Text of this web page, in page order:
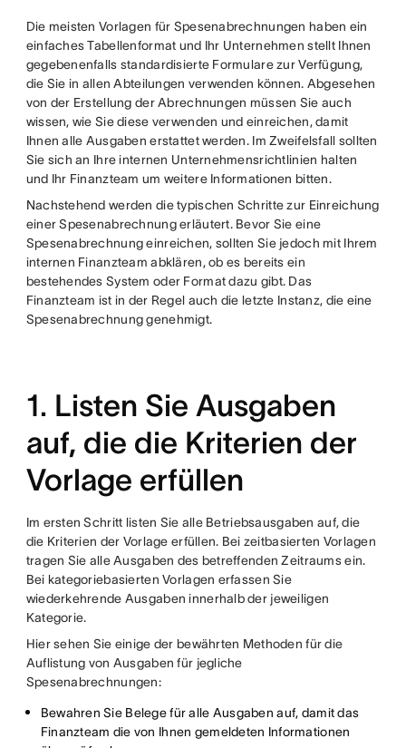
Die meisten Vorlagen für Spesenabrechnungen haben ein
einfaches Tabellenformat und Ihr Unternehmen stellt Ihnen
gegebenenfalls standardisierte Formulare zur Verfügung,
die Sie in allen Abteilungen verwenden können. Abgesehen
von der Erstellung der Abrechnungen müssen Sie auch
wissen, wie Sie diese verwenden und einreichen, damit
Ihnen alle Ausgaben erstattet werden. Im Zweifelsfall sollten
Sie sich an Ihre internen Unternehmensrichtlinien halten
und Ihr Finanzteam um weitere Informationen bitten.
Nachstehend werden die typischen Schritte zur Einreichung
einer Spesenabrechnung erläutert. Bevor Sie eine
Spesenabrechnung einreichen, sollten Sie jedoch mit Ihrem
internen Finanzteam abklären, ob es bereits ein
bestehendes System oder Format dazu gibt. Das
Finanzteam ist in der Regel auch die letzte Instanz, die eine
Spesenabrechnung genehmigt.
1. Listen Sie Ausgaben
auf, die die Kriterien der
Vorlage erfüllen
Im ersten Schritt listen Sie alle Betriebsausgaben auf, die
die Kriterien der Vorlage erfüllen. Bei zeitbasierten Vorlagen
tragen Sie alle Ausgaben des betreffenden Zeitraums ein.
Bei kategoriebasierten Vorlagen erfassen Sie
wiederkehrende Ausgaben innerhalb der jeweiligen
Kategorie.
Hier sehen Sie einige der bewährten Methoden für die
Auflistung von Ausgaben für jegliche
Spesenabrechnungen:
Bewahren Sie Belege für alle Ausgaben auf, damit das
Finanzteam die von Ihnen gemeldeten Informationen